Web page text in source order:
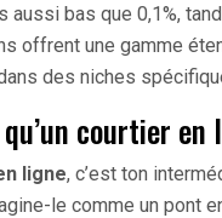
aussi bas que 0,1%,
offrent une gamme
des niches
qu’un courtier en
ligne, c’est ton
le comme un pont